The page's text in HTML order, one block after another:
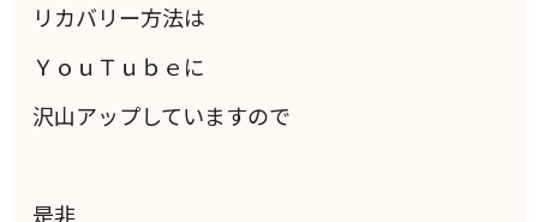
リカバリー方法は
ＹｏｕＴｕｂｅに
沢山アップしていますので
是非